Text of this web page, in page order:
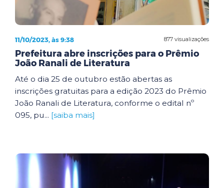
877 visualizações
11/10/2023, às 9:38
Prefeitura abre inscrições para o Prêmio
João Ranali de Literatura
Até o dia 25 de outubro estão abertas as
inscrições gratuitas para a edição 2023 do Prêmio
João Ranali de Literatura, conforme o edital nº
095, pu... [saiba mais]